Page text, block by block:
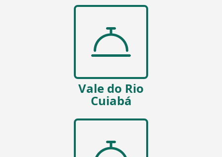
Vale do Rio
Cuiabá